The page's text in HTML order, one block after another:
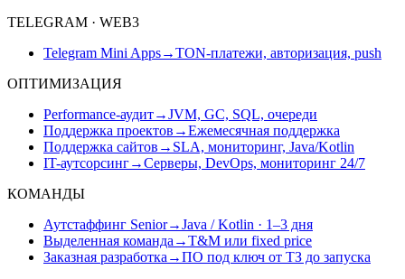
TELEGRAM · WEB3
Telegram Mini Apps→TON-платежи, авторизация, push
ОПТИМИЗАЦИЯ
Performance-аудит→JVM, GC, SQL, очереди
Поддержка проектов →Ежемесячная поддержка
Поддержка сайтов → SLA, мониторинг, Java/Kotlin
IT-аутсорсинг→Серверы, DevOps, мониторинг 24/7
КОМАНДЫ
Аутстаффинг Senior→Java / Kotlin · 1–3 дня
Выделенная команда →T&M или fixed price
Заказная разработка →ПО под ключ от ТЗ до запуска